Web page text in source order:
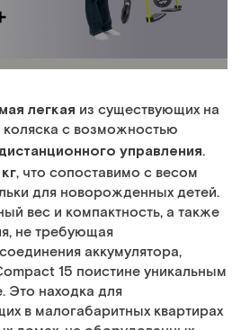
легкая из существующих на
с возможностью
управления.
, что сопоставимо с весом
для новорожденных детей.
вес и компактность, а также
не требующая
аккумулятора,
15 поистине уникальным
Это находка для
в малогабаритных квартирах